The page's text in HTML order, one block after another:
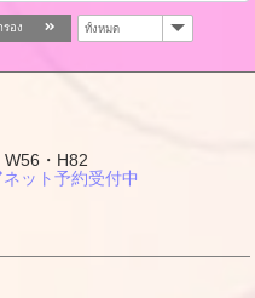
รอง
・H82
ット予約受付中